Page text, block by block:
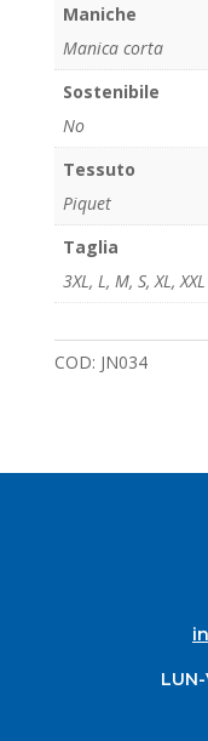
Maniche
Manica corta
Sostenibile
No
Tessuto
Piquet
Taglia
3XL , L , M, S, XL , XXL
COD: JN034
LUN-